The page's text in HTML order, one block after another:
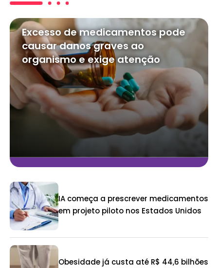
Excesso de medicamentos pode
causar danos graves ao
organismo e exige atenção
IA começa a prescrever medicamentos
em projeto piloto nos Estados Unidos
Obesidade já custa até R$ 44,6 bilhões